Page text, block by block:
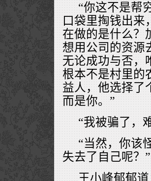
“你这不是帮
口袋里掏钱出来
在做的是什么？
想用公司的资源
无论成功与否，
根本不是村里的
益人，他选择了
而是你。”
“我被骗了，
“当然，你该
失去了自己呢？”
王小峰郁郁